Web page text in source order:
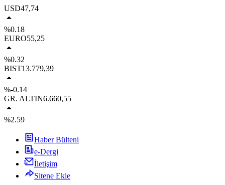
USD47,74
%0.18
EURO55,25
%0.32
BIST13.779,39
%-0.14
GR. ALTIN6.660,55
%2.59
Haber Bülteni
e-Dergi
İletişim
Sitene Ekle